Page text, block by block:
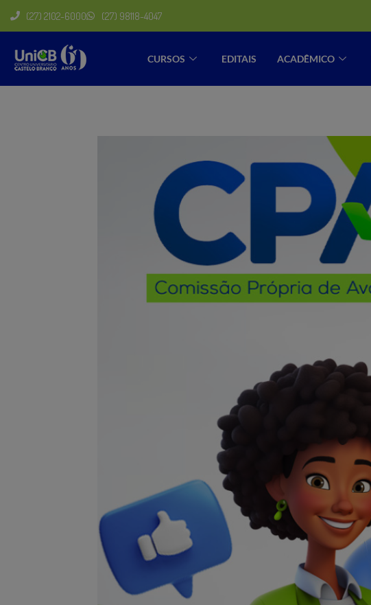
(27) 2102-6000 (27) 98118-4047
CURSOS EDITAIS ACADÊMICO